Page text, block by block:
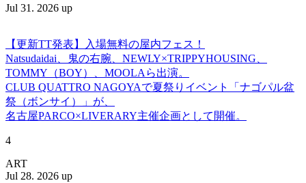
Jul 31. 2026 up
【更新TT発表】入場無料の屋内フェス！
Natsudaidai、鬼の右腕、NEWLY×TRIPPYHOUSING、
TOMMY（BOY）、MOOLAら出演。
CLUB QUATTRO NAGOYAで夏祭りイベント「ナゴパル盆
祭（ボンサイ）」が、
名古屋PARCO×LIVERARY主催企画として開催。
4
ART
Jul 28. 2026 up